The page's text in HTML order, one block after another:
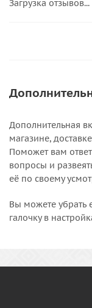
Загрузка отзывов...
Дополнительная
магазине,
Поможет вам
вопросы и
её по своему
Вы можете убрать
галочку в